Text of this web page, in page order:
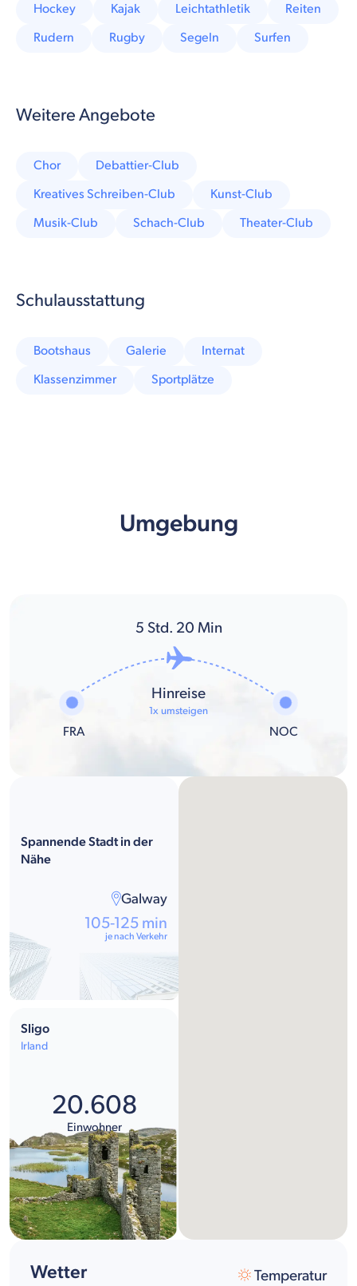
Hockey
Kajak Leichtathletik
Reiten
Rudern
Rugby Segeln Surfen
Weitere Angebote
Chor
Debattier-Club
Kreatives Schreiben-Club
Kunst-Club
Musik-Club
Schach-Club Theater-Club
Schulausstattung
Bootshaus Galerie
Internat
Klassenzimmer
Sportplätze
Umgebung
5 Std. 20 Min
FRA
Hinreise
1x umsteigen
NOC
Spannende Stadt in der
Nähe
Galway
105-125 min
je nach Verkehr
Sligo
Irland
20.608
Einwohner
Wetter Temperatur